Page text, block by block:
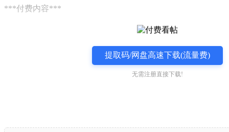
***付费内容***
提取码/网盘高速下载(流量费)
无需注册直接下载!